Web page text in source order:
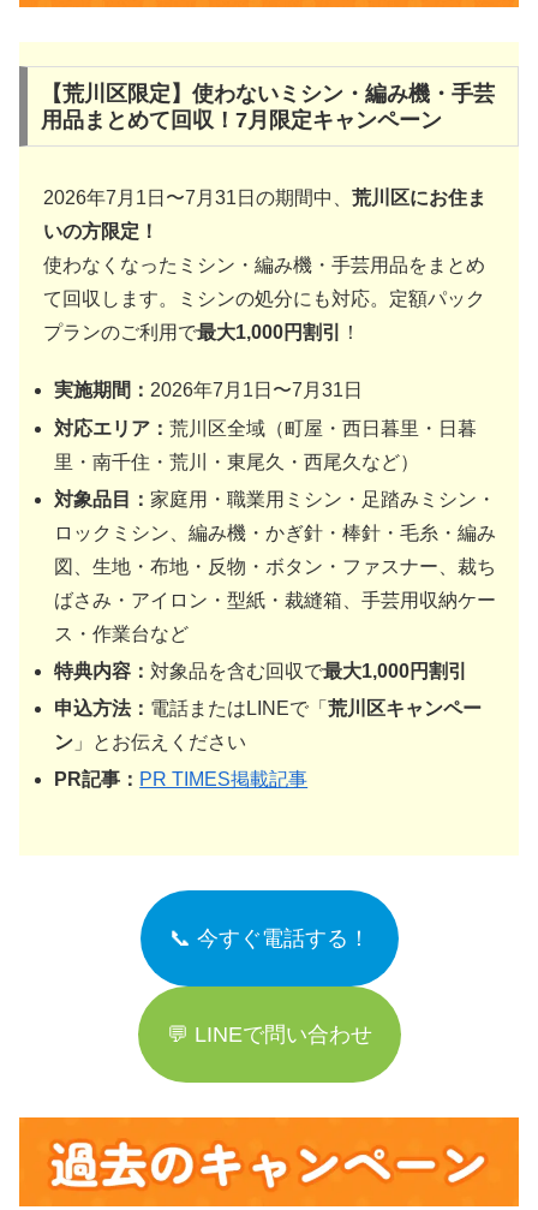
【荒川区限定】使わないミシン・編み機・手芸
用品まとめて回収！7月限定キャンペーン
2026年7月1日〜7月31日の期間中、 荒川区にお住ま
いの方限定！
使わなくなったミシン・編み機・手芸用品をまとめ
て回収します。ミシンの処分にも対応。定額パック
プランのご利用で最大1,000円割引 ！
実施期間：2026年7月1日〜7月31日
対応エリア：荒川区全域（町屋・西日暮里・日暮
里・南千住・荒川・東尾久・西尾久など）
対象品目：家庭用・職業用ミシン・足踏みミシン・
ロックミシン、編み機・かぎ針・棒針・毛糸・編み
図、生地・布地・反物・ボタン・ファスナー、裁ち
ばさみ・アイロン・型紙・裁縫箱、手芸用収納ケー
ス・作業台など
特典内容： 対象品を含む回収で最大1,000円割引
申込方法： 電話またはLINEで「荒川区キャンペー
ン 」とお伝えください
PR記事： PR TIMES掲載記事
📞 今すぐ電話する！
💬 LINEで問い合わせ